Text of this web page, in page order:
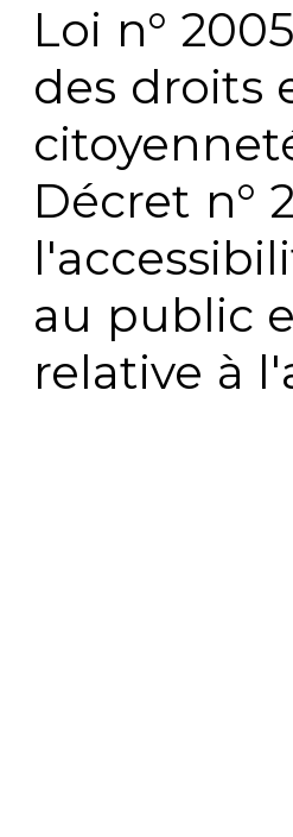
Loi n°
des droits
Décret n°
au public
relative à